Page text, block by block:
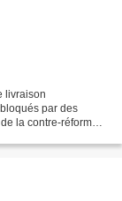
livraison
par des
la contre-réforme